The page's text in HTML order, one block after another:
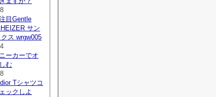
目Gentle
サン
ス wrgw005
ーカーでオ
む
Tシャツコ
ックしよ